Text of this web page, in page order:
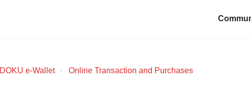
DOKU e-Wallet Online Transaction and Purchases